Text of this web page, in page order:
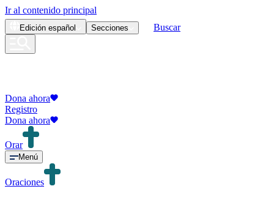
Ir al contenido principal
Edición español Secciones Buscar
Dona ahora
Registro
Dona ahora
Orar
Menú
Oraciones